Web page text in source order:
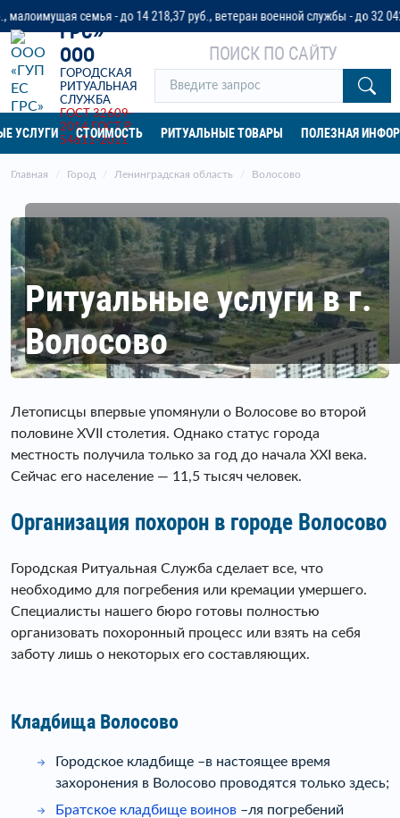
семья - до 14 218,37 руб., ветеран военной службы - до 32 042 руб. или
«ГУП ЕС
ГРС»
ООО
ГОРОДСКАЯ
РИТУАЛЬНАЯ
СЛУЖБА
ГОСТ 32609-
2014 ГОСТ Р
54611-2011
ПОИСК ПО САЙТУ
УСЛУГИ СТОИМОСТЬ РИТУАЛЬНЫЕ ТОВАРЫ ПОЛЕЗНАЯ
Главная Город Ленинградская область Волосово
Ритуальные услуги в г.
Волосово
Летописцы впервые упомянули о Волосове во второй
половине XVII столетия. Однако статус города
местность получила только за год до начала XXI века.
Сейчас его население — 11,5 тысяч человек.
Организация похорон в городе Волосово
Городская Ритуальная Служба сделает все, что
необходимо для погребения или кремации умершего.
Специалисты нашего бюро готовы полностью
организовать похоронный процесс или взять на себя
заботу лишь о некоторых его составляющих.
Кладбища Волосово
Городское кладбище –в настоящее время
захоронения в Волосово проводятся только здесь;
Братское кладбище воинов –ля погребений